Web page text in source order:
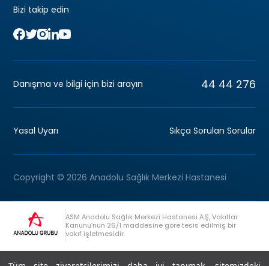
Bizi takip edin
Danışma ve bilgi için bizi arayın 44 44 276
Yasal Uyarı Sıkça Sorulan Sorular
Copyright © 2026 Anadolu Sağlık Merkezi Hastanesi
ASM Anadolu Sağlık Merkezi Hastanesi A.Ş, Vakıflar
Kanunu’nun 26/1 maddesine göre tesis edilmiş bir
vakıf işletmesidir.
Anadolu Grubu Danışma Hattı +90 (262) 678 54 00